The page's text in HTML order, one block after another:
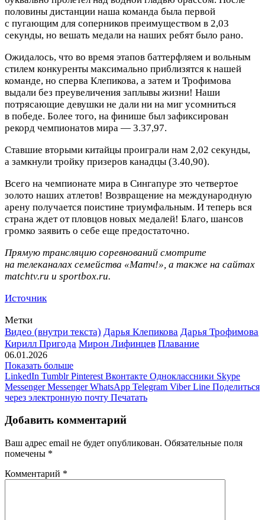
половины дистанции наша команда была первой
с пугающим для соперников преимуществом в 2,03
секунды, но вешать медали на наших ребят было рано.
Ожидалось, что во время этапов баттерфляем и вольным
стилем конкуренты максимально приблизятся к нашей
команде, но сперва Клепикова, а затем и Трофимова
выдали без преувеличения заплывы жизни! Наши
потрясающие девушки не дали ни на миг усомниться
в победе. Более того, на финише был зафиксирован
рекорд чемпионатов мира — 3.37,97.
Ставшие вторыми китайцы проиграли нам 2,02 секунды,
а замкнули тройку призеров канадцы (3.40,90).
Всего на чемпионате мира в Сингапуре это четвертое
золото наших атлетов! Возвращение на международную
арену получается поистине триумфальным. И теперь вся
страна ждет от пловцов новых медалей! Благо, шансов
громко заявить о себе еще предостаточно.
Прямую трансляцию соревнований смотрите
на телеканалах семейства «Матч!», а также на сайтах
matchtv.ru и sportbox.ru.
Источник
Метки
Видео (внутри текста) Дарья Клепикова Дарья Трофимова
Кирилл Пригода Мирон Лифинцев Плавание
06.01.2026
Показать больше
LinkedIn Tumblr Pinterest Вконтакте Одноклассники Skype
Messenger Messenger WhatsApp Telegram Viber Line Поделиться
через электронную почту Печатать
Добавить комментарий
Ваш адрес email не будет опубликован. Обязательные поля
помечены *
Комментарий *